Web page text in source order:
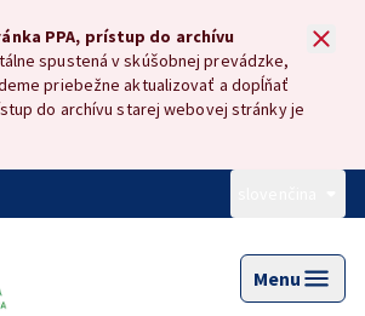
obsahprístup do archívu
PPA, prístup do archívu
spustená v skúšobnej prevádzke,
priebežne aktualizovať a dopĺňať
do archívu starej webovej stránky je
Menu